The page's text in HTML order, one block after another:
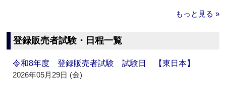
もっと見る »
登録販売者試験・日程一覧
令和8年度 登録販売者試験 試験日 【東日本】
2026年05月29日 (金)